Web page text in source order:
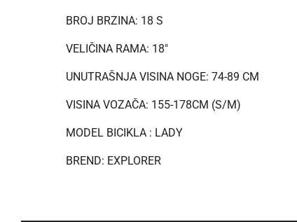
BROJ BRZINA: 18 S
VELIČINA RAMA: 18"
UNUTRAŠNJA VISINA NOGE: 74-89 CM
VISINA VOZAČA: 155-178CM (S/M)
MODEL BICIKLA : LADY
BREND: EXPLORER